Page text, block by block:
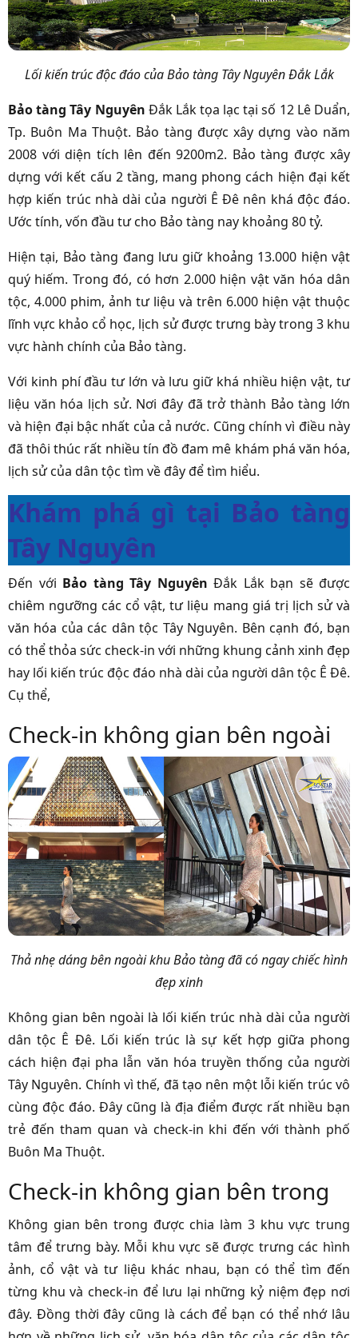
Lối kiến trúc độc đáo của Bảo tàng Tây Nguyên Đắk Lắk
Bảo tàng Tây Nguyên Đắk Lắk tọa lạc tại số 12 Lê Duẩn,
Tp. Buôn Ma Thuột. Bảo tàng được xây dựng vào năm
2008 với diện tích lên đến 9200m2. Bảo tàng được xây
dựng với kết cấu 2 tầng, mang phong cách hiện đại kết
hợp kiến trúc nhà dài của người Ê Đê nên khá độc đáo.
Ước tính, vốn đầu tư cho Bảo tàng nay khoảng 80 tỷ.
Hiện tại, Bảo tàng đang lưu giữ khoảng 13.000 hiện vật
quý hiếm. Trong đó, có hơn 2.000 hiện vật văn hóa dân
tộc, 4.000 phim, ảnh tư liệu và trên 6.000 hiện vật thuộc
lĩnh vực khảo cổ học, lịch sử được trưng bày trong 3 khu
vực hành chính của Bảo tàng.
Với kinh phí đầu tư lớn và lưu giữ khá nhiều hiện vật, tư
liệu văn hóa lịch sử. Nơi đây đã trở thành Bảo tàng lớn
và hiện đại bậc nhất của cả nước. Cũng chính vì điều này
đã thôi thúc rất nhiều tín đồ đam mê khám phá văn hóa,
lịch sử của dân tộc tìm về đây để tìm hiểu.
Khám phá gì tại Bảo tàng
Tây Nguyên
Đến với Bảo tàng Tây Nguyên Đắk Lắk bạn sẽ được
chiêm ngưỡng các cổ vật, tư liệu mang giá trị lịch sử và
văn hóa của các dân tộc Tây Nguyên. Bên cạnh đó, bạn
có thể thỏa sức check-in với những khung cảnh xinh đẹp
hay lối kiến trúc độc đáo nhà dài của người dân tộc Ê Đê.
Cụ thể,
Check-in không gian bên ngoài
Thả nhẹ dáng bên ngoài khu Bảo tàng đã có ngay chiếc hình
đẹp xinh
Không gian bên ngoài là lối kiến trúc nhà dài của người
dân tộc Ê Đê. Lối kiến trúc là sự kết hợp giữa phong
cách hiện đại pha lẫn văn hóa truyền thống của người
Tây Nguyên. Chính vì thế, đã tạo nên một lỗi kiến trúc vô
cùng độc đáo. Đây cũng là địa điểm được rất nhiều bạn
trẻ đến tham quan và check-in khi đến với thành phố
Buôn Ma Thuột.
Check-in không gian bên trong
Không gian bên trong được chia làm 3 khu vực trung
tâm để trưng bày. Mỗi khu vực sẽ được trưng các hình
ảnh, cổ vật và tư liệu khác nhau, bạn có thể tìm đến
từng khu và check-in để lưu lại những kỷ niệm đẹp nơi
đây. Đồng thời đây cũng là cách để bạn có thể nhớ lâu